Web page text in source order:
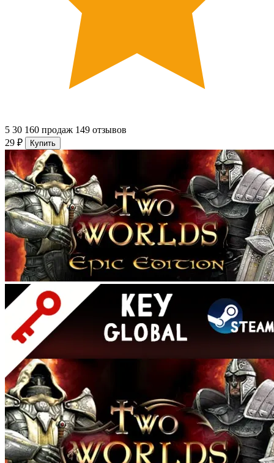
5 30 160 продаж 149 отзывов
29 ₽
Купить